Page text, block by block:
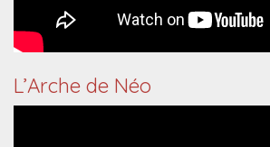
L’Arche de Néo